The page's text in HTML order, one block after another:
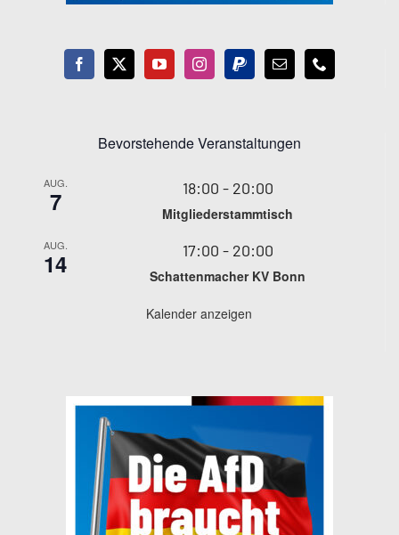
Bevorstehende Veranstaltungen
AUG.
7 18:00 - 20:00
Mitgliederstammtisch
AUG.
14 17:00 - 20:00
Schattenmacher KV Bonn
Kalender anzeigen